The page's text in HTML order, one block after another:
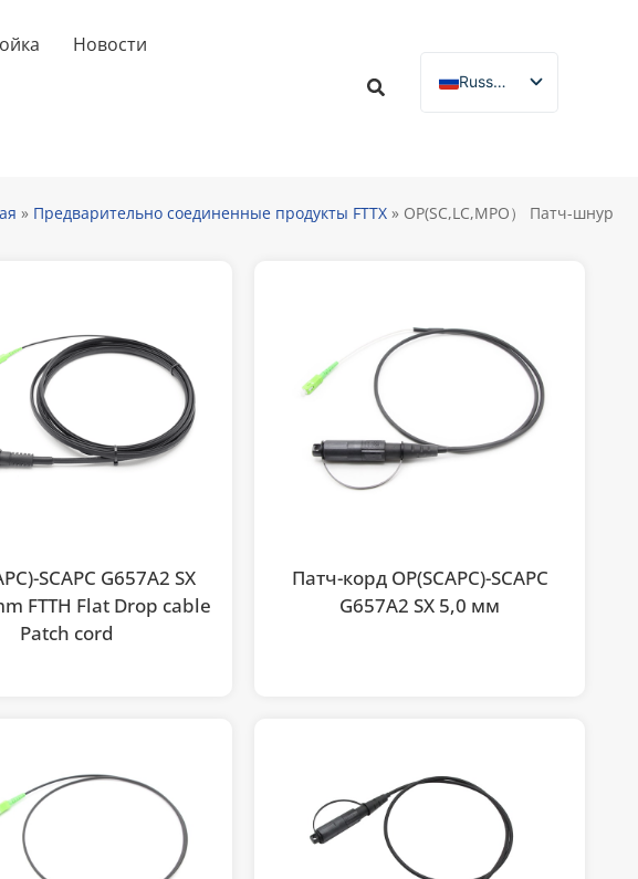
Новости
Russian
English
German
» Предварительно соединенные продукты FTTX » OP(SC,LC,MPO） Патч-шнур
SCAPC G657A2 SX
FTTH Flat Drop cable
Patch cord
Патч-корд OP(SCAPC)-SCAPC
G657A2 SX 5,0 мм